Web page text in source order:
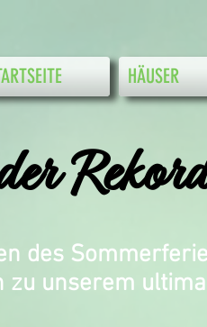
HÄUSER
des
zu unserem